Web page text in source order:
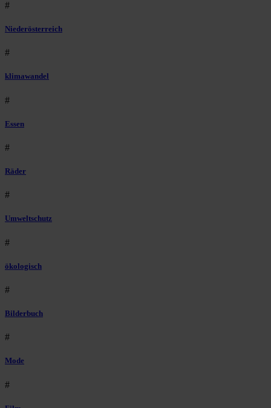
#
Niederösterreich
#
klimawandel
#
Essen
#
Räder
#
Umweltschutz
#
ökologisch
#
Bilderbuch
#
Mode
#